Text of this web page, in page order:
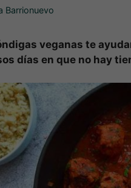
Barrionuevo
veganas te
días en que no hay